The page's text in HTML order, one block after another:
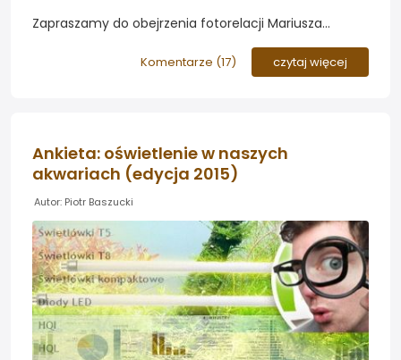
Zapraszamy do obejrzenia fotorelacji Mariusza
oświetleniowej o dodatkowe diody LED...
Komentarze (17) czytaj więcej
Ankieta: oświetlenie w naszych
akwariach (edycja 2015)
Autor: Piotr Baszucki